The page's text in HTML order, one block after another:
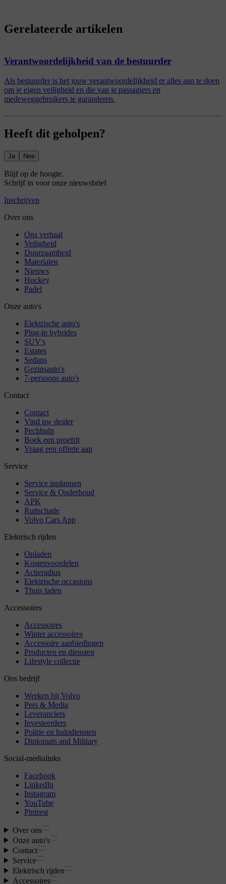
Gerelateerde artikelen
Verantwoordelijkheid van de bestuurder
Als bestuurder is het jouw verantwoordelijkheid er alles aan te doen
om je eigen veiligheid en die van je passagiers en
medeweggebruikers te garanderen.
Heeft dit geholpen?
Ja Nee